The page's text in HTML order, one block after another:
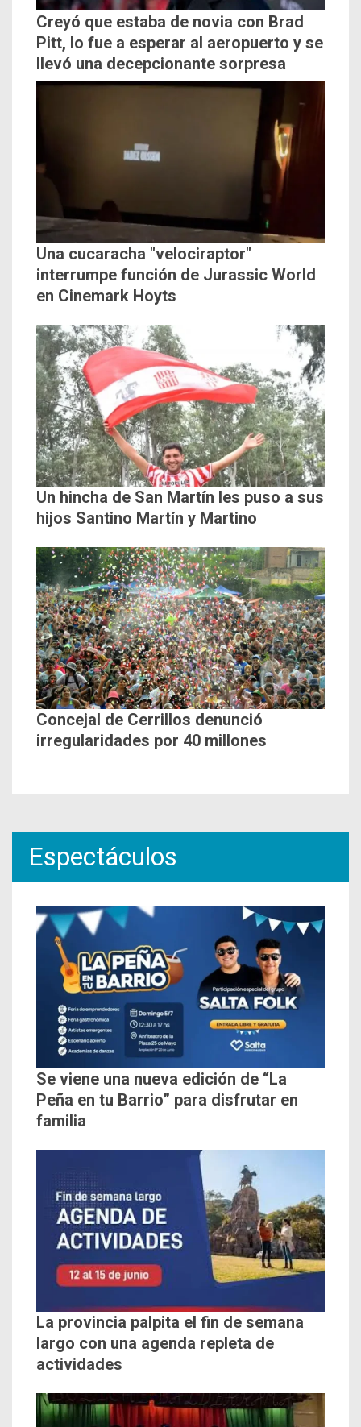
Creyó que estaba de novia con Brad
Pitt, lo fue a esperar al aeropuerto y se
llevó una decepcionante sorpresa
Una cucaracha "velociraptor"
interrumpe función de Jurassic World
en Cinemark Hoyts
Un hincha de San Martín les puso a sus
hijos Santino Martín y Martino
Concejal de Cerrillos denunció
irregularidades por 40 millones
Espectáculos
Se viene una nueva edición de “La
Peña en tu Barrio” para disfrutar en
familia
La provincia palpita el fin de semana
largo con una agenda repleta de
actividades